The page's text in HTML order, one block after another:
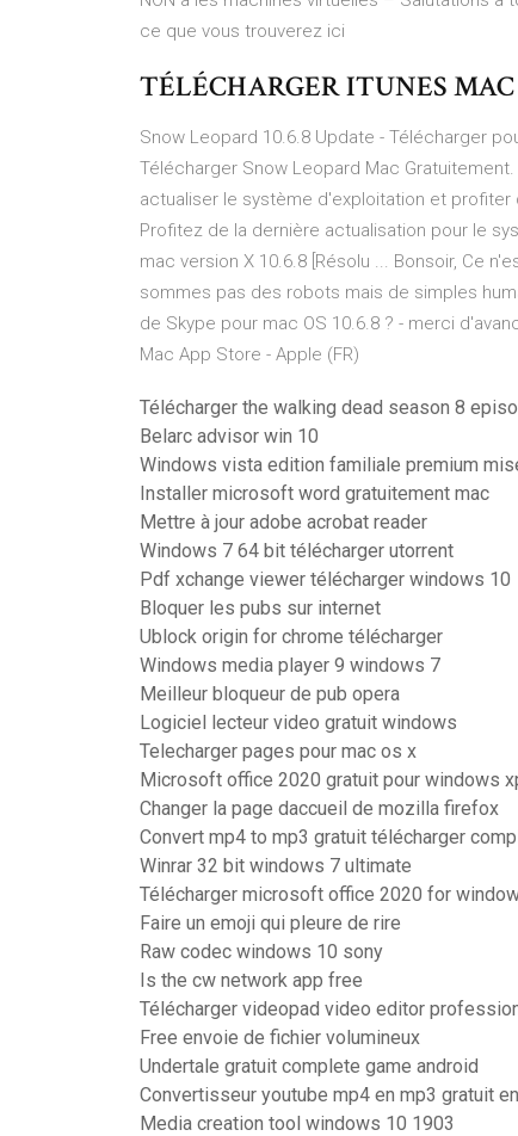
ce que vous trouverez ici
TÉLÉCHARGER ITUNES MAC
Snow Leopard 10.6.8 Update - Télécharger
Télécharger Snow Leopard Mac
actualiser le système d'exploitation et
Profitez de la dernière actualisation pour le
mac version X 10.6.8 [Résolu ... Bonsoir, Ce
sommes pas des robots mais de simples
de Skype pour mac OS 10.6.8 ? - merci
Mac App Store - Apple (FR)
Télécharger the walking dead season 8
Belarc advisor win 10
Windows vista edition familiale premium
Installer microsoft word gratuitement mac
Mettre à jour adobe acrobat reader
Windows 7 64 bit télécharger utorrent
Pdf xchange viewer télécharger windows 10
Bloquer les pubs sur internet
Ublock origin for chrome télécharger
Windows media player 9 windows 7
Meilleur bloqueur de pub opera
Logiciel lecteur video gratuit windows
Telecharger pages pour mac os x
Microsoft office 2020 gratuit pour windows
Changer la page daccueil de mozilla firefox
Convert mp4 to mp3 gratuit télécharger
Winrar 32 bit windows 7 ultimate
Télécharger microsoft office 2020 for
Faire un emoji qui pleure de rire
Raw codec windows 10 sony
Is the cw network app free
Télécharger videopad video editor
Free envoie de fichier volumineux
Undertale gratuit complete game android
Convertisseur youtube mp4 en mp3 gratuit
Media creation tool windows 10 1903